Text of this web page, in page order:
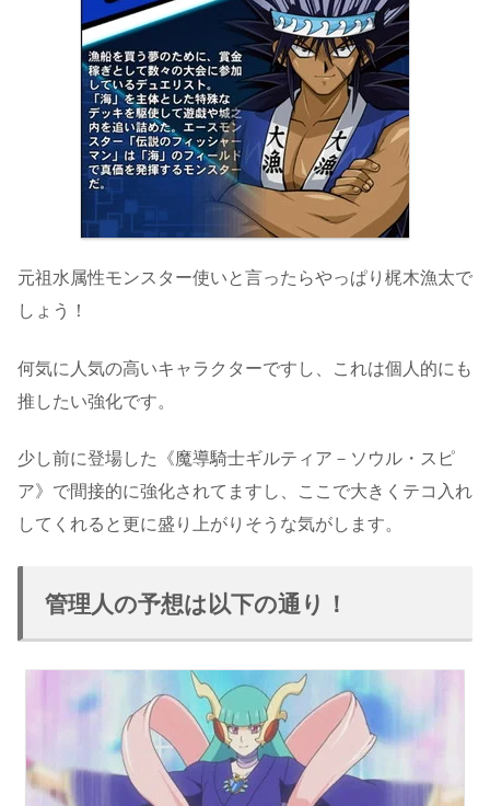
元祖水属性モンスター使いと言ったらやっぱり梶木漁太で
しょう！
何気に人気の高いキャラクターですし、これは個人的にも
推したい強化です。
少し前に登場した《魔導騎士ギルティア－ソウル・スピ
ア》で間接的に強化されてますし、ここで大きくテコ入れ
してくれると更に盛り上がりそうな気がします。
管理人の予想は以下の通り！